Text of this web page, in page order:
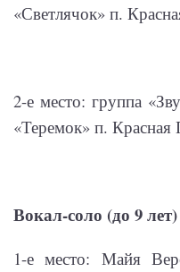
«Светлячок» п.
2-е место: группа
«Теремок» п. Красная
Вокал-соло (до 9 лет)
1-е место: Майя